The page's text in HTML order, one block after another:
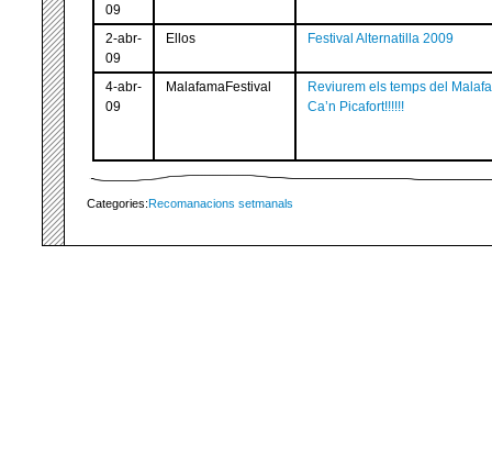
09
2-abr-
09
Ellos Festival Alternatilla 2009
4-abr-
09
MalafamaFestival
Reviurem els temps del
Ca’n Picafort!!!!!!
Categories:Recomanacions setmanals